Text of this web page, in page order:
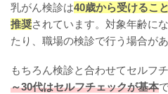
乳がん検診は40歳から受けるこ
推奨されています。対象年齢に
たり、職場の検診で行う場合があ
もちろん検診と合わせてセルフ
～30代はセルフチェックが基本